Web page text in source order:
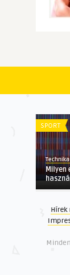
SPORT
Milyen
Hírek